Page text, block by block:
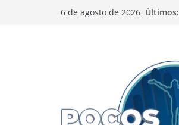
6 de agosto de 2026 Últimos: